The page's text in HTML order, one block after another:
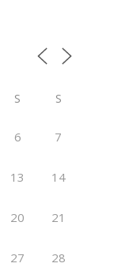
S S
6 7
13 14
20 21
27 28